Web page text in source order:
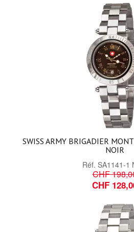
SWISS ARMY BRIGADIER
NOIR
Réf. SA1141-1
CHF
CHF